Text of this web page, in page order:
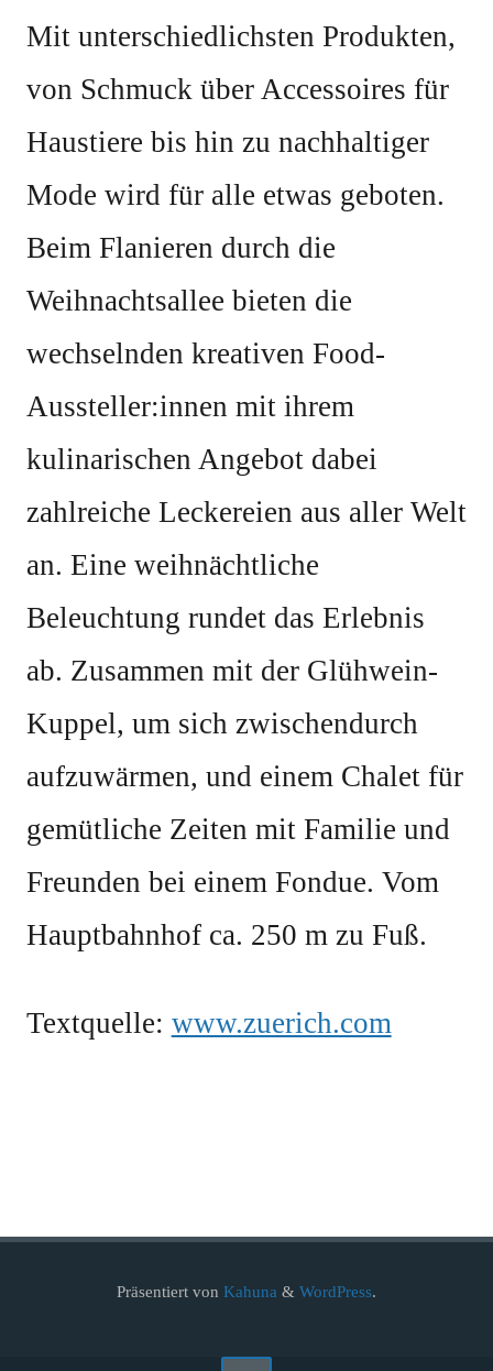
Mit unterschiedlichsten Produkten,
von Schmuck über Accessoires für
Haustiere bis hin zu nachhaltiger
Mode wird für alle etwas geboten.
Beim Flanieren durch die
Weihnachtsallee bieten die
wechselnden kreativen Food-
Aussteller:innen mit ihrem
kulinarischen Angebot dabei
zahlreiche Leckereien aus aller Welt
an. Eine weihnächtliche
Beleuchtung rundet das Erlebnis
ab. Zusammen mit der Glühwein-
Kuppel, um sich zwischendurch
aufzuwärmen, und einem Chalet für
gemütliche Zeiten mit Familie und
Freunden bei einem Fondue. Vom
Hauptbahnhof ca. 250 m zu Fuß.
Textquelle: www.zuerich.com
Präsentiert von Kahuna & WordPress.